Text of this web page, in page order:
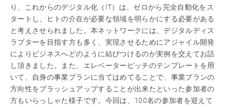
り、これからのデジタル化（IT）は、ゼロから完全自動化をス
タートし、ヒトの介在が必要な領域を明らかにする必要がある
と考えさせられました。本ネットワークには、デジタルディス
ラプターを目指す方も多く、実現させるためにアジャイル開発
によりビジネスへどのように結びつけるのか実例を交えてお話
し頂きました。また、エレベーターピッチのテンプレートを用
いて、自身の事業プランに当てはめてることで、事業プランの
方向性をブラッシュアップすることが出来たといった参加者の
方もいらっしゃた様子です。今回は、100名の参加者を迎えて